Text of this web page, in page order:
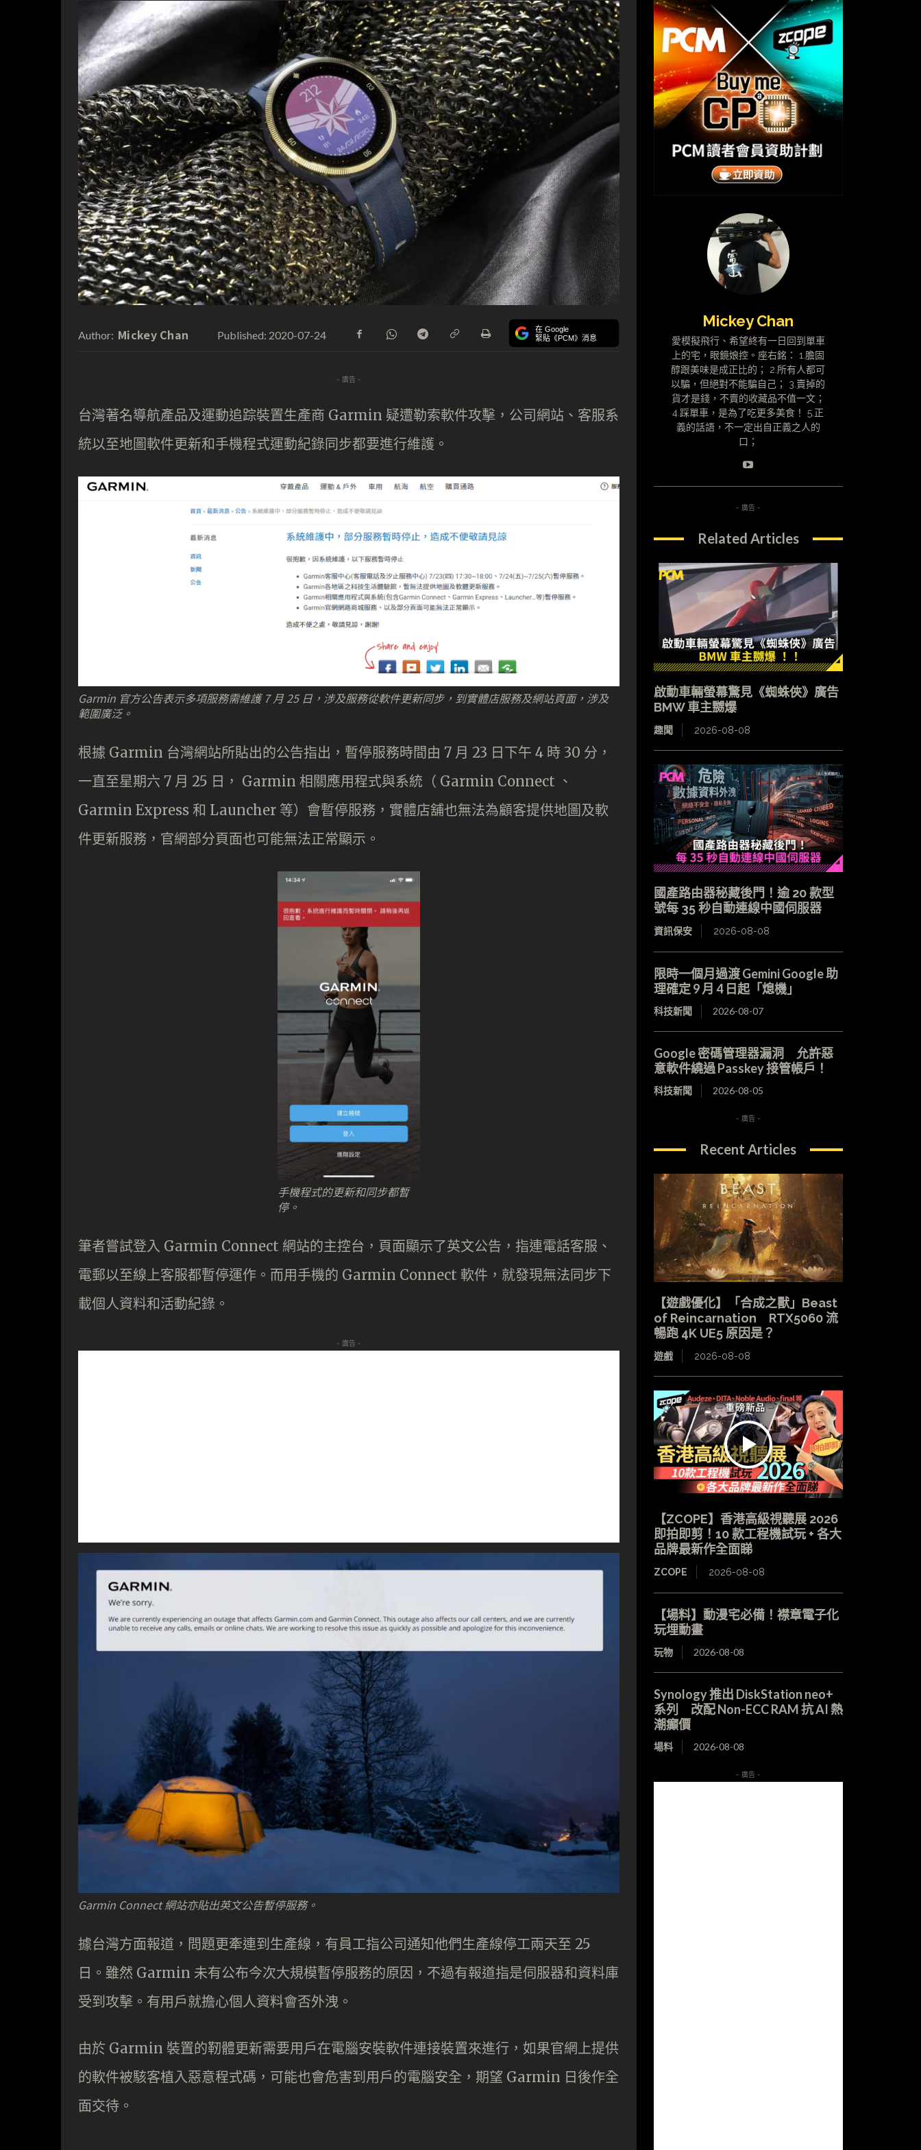
Author: Mickey Chan Published: 2020-07-24 在 Google
緊貼《PCM》消息
- 廣告 -
台灣著名導航產品及運動追踪裝置生產商 Garmin 疑遭勒索軟件攻擊，公司網站、客服系
統以至地圖軟件更新和手機程式運動紀錄同步都要進行維護。
Garmin 官方公告表示多項服務需維護 7 月 25 日，涉及服務從軟件更新同步，到實體店服務及網站頁面，涉及
範圍廣泛。
根據 Garmin 台灣網站所貼出的公告指出，暫停服務時間由 7 月 23 日下午 4 時 30 分，
一直至星期六 7 月 25 日， Garmin 相關應用程式與系統（ Garmin Connect 、
Garmin Express 和 Launcher 等）會暫停服務，實體店舖也無法為顧客提供地圖及軟
件更新服務，官網部分頁面也可能無法正常顯示。
手機程式的更新和同步都暫
停。
筆者嘗試登入 Garmin Connect 網站的主控台，頁面顯示了英文公告，指連電話客服、
電郵以至線上客服都暫停運作。而用手機的 Garmin Connect 軟件，就發現無法同步下
載個人資料和活動紀錄。
- 廣告 -
Garmin Connect 網站亦貼出英文公告暫停服務。
據台灣方面報道，問題更牽連到生產線，有員工指公司通知他們生產線停工兩天至 25
日。雖然 Garmin 未有公布今次大規模暫停服務的原因，不過有報道指是伺服器和資料庫
受到攻擊。有用戶就擔心個人資料會否外洩。
由於 Garmin 裝置的靭體更新需要用戶在電腦安裝軟件連接裝置來進行，如果官網上提供
的軟件被駭客植入惡意程式碼，可能也會危害到用戶的電腦安全，期望 Garmin 日後作全
面交待。
Mickey Chan
愛模擬飛行、希望終有一日回到單車
上的宅，眼鏡娘控。座右銘： 1.膽固
醇跟美味是成正比的； 2.所有人都可
以騙，但絕對不能騙自己； 3.賣掉的
貨才是錢，不賣的收藏品不值一文；
4.踩單車，是為了吃更多美食！ 5.正
義的話語，不一定出自正義之人的
口；
- 廣告 -
Related Articles
啟動車輛螢幕驚見《蜘蛛俠》廣告
BMW 車主嬲爆
趣聞 2026-08-08
國產路由器秘藏後門！逾 20 款型
號每 35 秒自動連線中國伺服器
資訊保安 2026-08-08
限時一個月過渡 Gemini Google 助
理確定 9 月 4 日起「熄機」
科技新聞 2026-08-07
Google 密碼管理器漏洞 允許惡
意軟件繞過 Passkey 接管帳戶！
科技新聞 2026-08-05
- 廣告 -
Recent Articles
【遊戲優化】「合成之獸」Beast
of Reincarnation RTX5060 流
暢跑 4K UE5 原因是？
遊戲 2026-08-08
【ZCOPE】香港高級視聽展 2026
即拍即剪！10 款工程機試玩 + 各大
品牌最新作全面睇
ZCOPE 2026-08-08
【場料】動漫宅必備！襟章電子化
玩埋動畫
玩物 2026-08-08
Synology 推出 DiskStation neo+
系列 改配 Non-ECC RAM 抗 AI 熱
潮癲價
場料 2026-08-08
- 廣告 -